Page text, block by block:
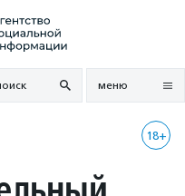
меню
18+